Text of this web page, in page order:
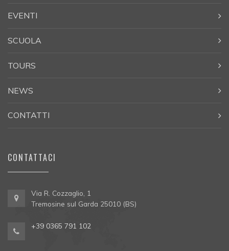
EVENTI
SCUOLA
TOURS
NEWS
CONTATTI
CONTATTACI
Via R. Cozzaglio, 1
Tremosine sul Garda 25010 (BS)
+39 0365 791 102